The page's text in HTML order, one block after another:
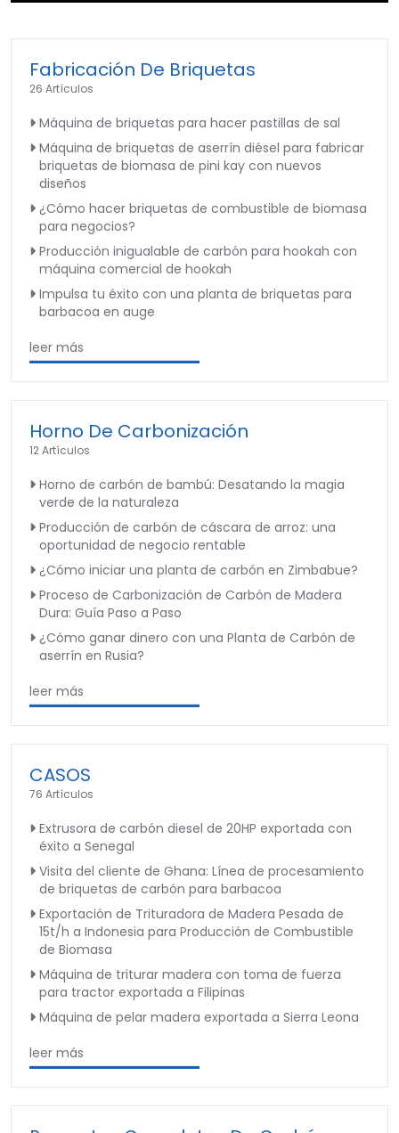
Fabricación De Briquetas
26 Artículos
Máquina de briquetas para hacer pastillas de sal
Máquina de briquetas de aserrín diésel para fabricar
briquetas de biomasa de pini kay con nuevos
diseños
¿Cómo hacer briquetas de combustible de biomasa
para negocios?
Producción inigualable de carbón para hookah con
máquina comercial de hookah
Impulsa tu éxito con una planta de briquetas para
barbacoa en auge
leer más
Horno De Carbonización
12 Artículos
Horno de carbón de bambú: Desatando la magia
verde de la naturaleza
Producción de carbón de cáscara de arroz: una
oportunidad de negocio rentable
¿Cómo iniciar una planta de carbón en Zimbabue?
Proceso de Carbonización de Carbón de Madera
Dura: Guía Paso a Paso
¿Cómo ganar dinero con una Planta de Carbón de
aserrín en Rusia?
leer más
CASOS
76 Artículos
Extrusora de carbón diesel de 20HP exportada con
éxito a Senegal
Visita del cliente de Ghana: Línea de procesamiento
de briquetas de carbón para barbacoa
Exportación de Trituradora de Madera Pesada de
15t/h a Indonesia para Producción de Combustible
de Biomasa
Máquina de triturar madera con toma de fuerza
para tractor exportada a Filipinas
Máquina de pelar madera exportada a Sierra Leona
leer más